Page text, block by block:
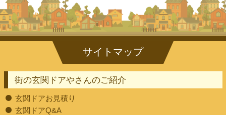
街の玄関ドアやさんのご紹介
玄関ドアお見積り
玄関ドアQ&A